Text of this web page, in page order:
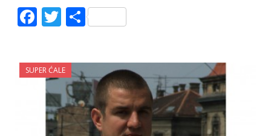
Facebook
Twitter
Share
SUPER ĆALE